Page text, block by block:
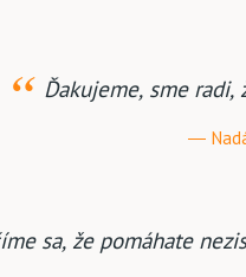
Ďakujeme, sme radi,
sa, že pomáhate